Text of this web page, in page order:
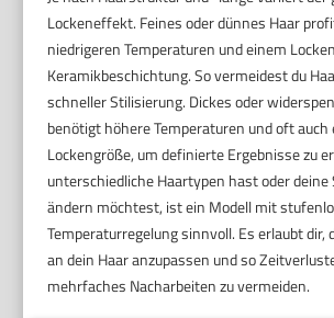
Lockeneffekt. Feines oder dünnes Haar
niedrigeren Temperaturen und einem
Keramikbeschichtung. So vermeidest du
schneller Stilisierung. Dickes oder
benötigt höhere Temperaturen und oft auch
Lockengröße, um definierte Ergebnisse zu
unterschiedliche Haartypen hast oder
ändern möchtest, ist ein Modell mit
Temperaturregelung sinnvoll. Es erlaubt dir,
an dein Haar anzupassen und so
mehrfaches Nacharbeiten zu vermeiden.